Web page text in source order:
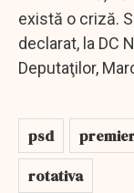
există o criză.
declarat, la DC
Deputaţilor,
psd
rotativa